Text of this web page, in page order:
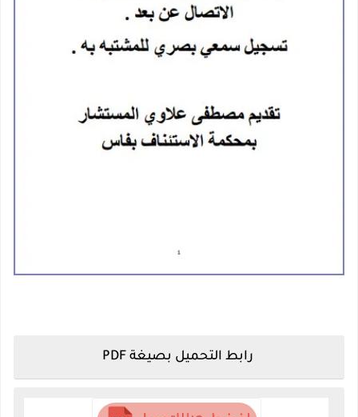
رابط التحميل بصيغة PDF